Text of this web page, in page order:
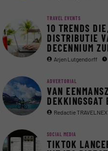
TRAVEL EVENTS
10 TRENDS
DISTRIBUTIE
DECENNIUM
Arjen Lutgendorff
ADVERTORIAL
VAN
DEKKINGSGAT
Redactie
SOCIAL MEDIA
TIKTOK